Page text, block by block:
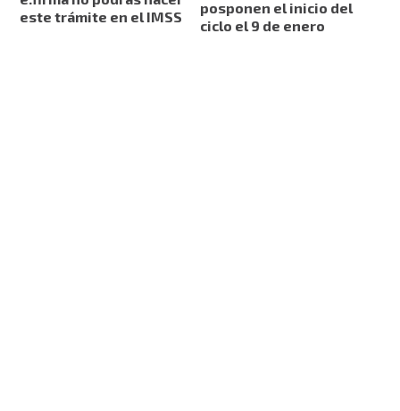
este trámite en el IMSS
posponen el inicio del
ciclo el 9 de enero